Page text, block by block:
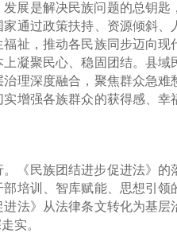
展是解决民族问题的总钥
通过政策扶持、资源倾斜
祉，推动各民族同步迈向
凝聚民心、稳固团结。县
理深度融合，聚焦群众急
增强各族群众的获得感、幸
《民族团结进步促进法》的
培训、智库赋能、思想引
法》从法律条文转化为基
实。